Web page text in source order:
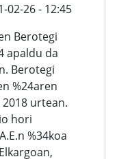
02-26 - 12:45
Berotegi
apaldu da
Berotegi
%24aren
urtean.
hori
%34koa